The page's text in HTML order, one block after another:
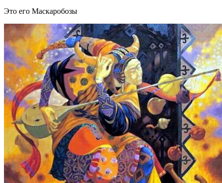
Это его Маскаробозы